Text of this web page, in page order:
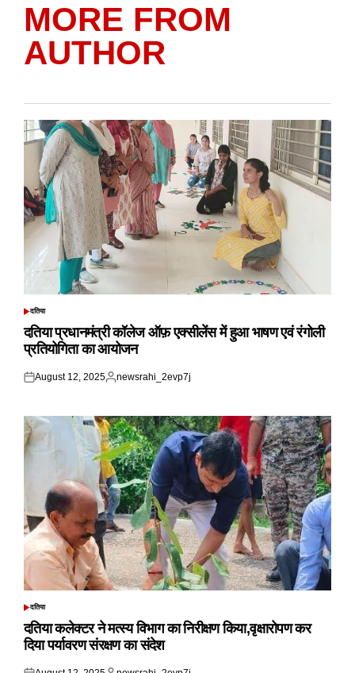
MORE FROM
AUTHOR
POSTED
दतिया
दतिया प्रधानमंत्री कॉलेज ऑफ़ एक्सीलेंस में हुआ भाषण एवं रंगोली
प्रतियोगिता का आयोजन
Posted
August 12, 2025
Posted
newsrahi_2evp7j
POSTED
दतिया
दतिया कलेक्टर ने मत्स्य विभाग का निरीक्षण किया,वृक्षारोपण कर
दिया पर्यावरण संरक्षण का संदेश